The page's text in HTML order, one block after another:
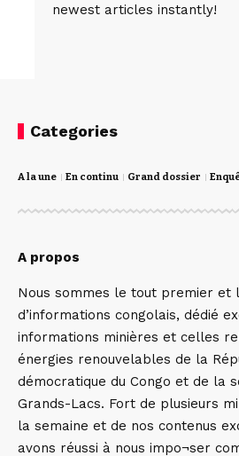
newest articles instantly!
Categories
A la une En continu Grand dossier
A propos
Nous sommes le tout premier et
d’informations congolais, dédié
informations minières et celles
énergies renouvelables de la
démocratique du Congo et de la
Grands-Lacs. Fort de plusieurs
la semaine et de nos contenus
avons réussi à nous impo¬ser